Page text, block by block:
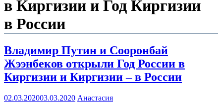
в Киргизии и Год Киргизии
в России
Владимир Путин и Сооронбай
Жээнбеков открыли Год России в
Киргизии и Киргизии – в России
02.03.202003.03.2020 Анастасия